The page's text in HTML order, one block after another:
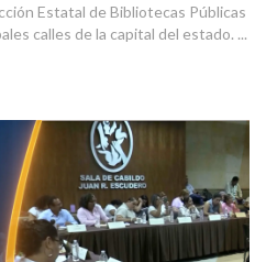
Estatal de Bibliotecas Públicas
calles de la capital del estado. ...